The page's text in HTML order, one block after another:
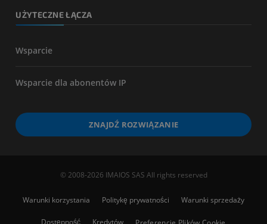
UŻYTECZNE ŁĄCZA
Wsparcie
Wsparcie dla abonentów IP
ZNAJDŹ ROZWIĄZANIE
© 2008-2026 IMAIOS SAS All rights reserved
Warunki korzystania Politykę prywatności Warunki sprzedaży
Dostępność Kredytów